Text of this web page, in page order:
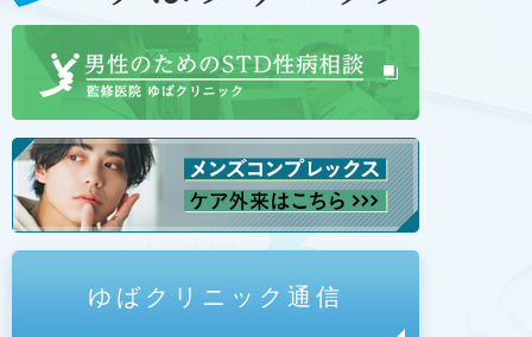
ゆばクリニック通信